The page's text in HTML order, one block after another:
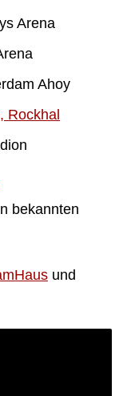
Arena
Ahoy
Rockhal
bekannten
und